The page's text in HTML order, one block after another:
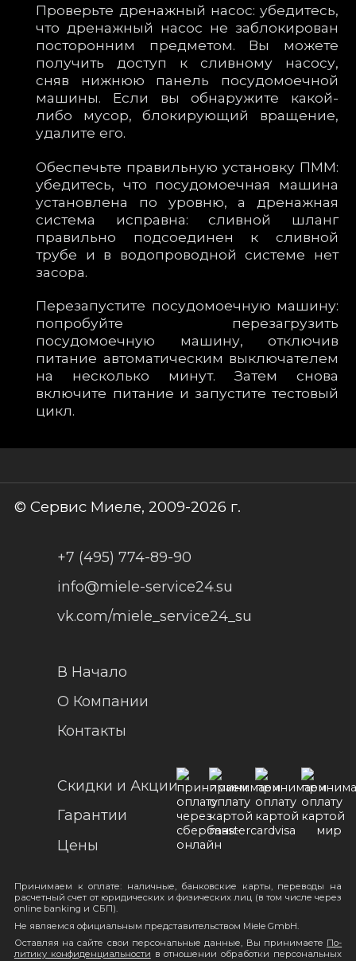
Проверьте дренажный насос: убедитесь,
что дренажный насос не заблокирован
посторонним предметом. Вы можете
получить доступ к сливному насосу,
сняв нижнюю панель посудомоечной
машины. Если вы обнаружите какой-
либо мусор, блокирующий вращение,
удалите его.
Обеспечьте правильную установку ПММ:
убедитесь, что посудомоечная машина
установлена по уровню, а дренажная
система исправна: сливной шланг
правильно подсоединен к сливной
трубе и в водопроводной системе нет
засора.
Перезапустите посудомоечную машину:
попробуйте перезагрузить
посудомоечную машину, отключив
питание автоматическим выключателем
на несколько минут. Затем снова
включите питание и запустите тестовый
цикл.
© Сервис Миеле, 2009-2026 г.
+7 (495) 774-89-90
info@miele-service24.su
vk.com/miele_service24_su
В Начало
О Компании
Контакты
Скидки и Акции
Гарантии
Цены
При­ни­ма­ем к оп­ла­те: на­лич­ные, бан­ковс­кие кар­ты, пе­ре­во­ды на
рас­чет­ный счет от юри­ди­чес­ких и фи­зи­чес­ких лиц (в том чис­ле че­рез
on­li­ne ban­king и СБП).
Не яв­ля­ем­ся офи­ци­аль­ным предс­та­ви­тельст­вом Miele GmbH.
Ос­тав­ляя на сай­те свои пер­со­наль­ные дан­ные, Вы при­ни­ма­е­те По­
ли­ти­ку кон­фи­ден­ци­ал­ьнос­ти в от­но­ше­нии об­ра­бот­ки пер­со­наль­ных